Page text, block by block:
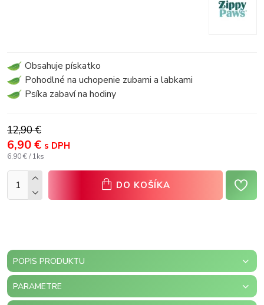
6,90 € s DPH
12,90 €
6,90 € / 1ks
Obsahuje pískatko
Pohodlné na uchopenie zubami a labkami
Psíka zabaví na hodiny
DO KOŠÍKA
POPIS PRODUKTU
PARAMETRE